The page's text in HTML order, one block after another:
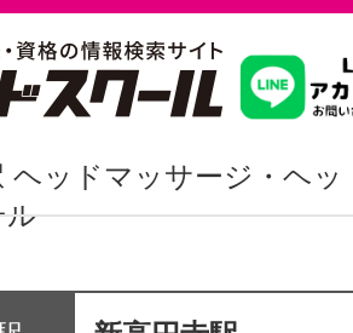
習いたいこ
ヘッドマッサージ・ヘ
ル